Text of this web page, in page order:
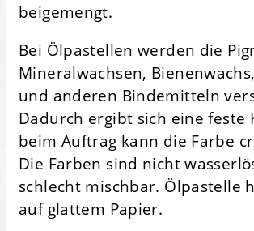
beigemengt.
Bei Ölpastellen werden die
Mineralwachsen,
und anderen Bindemitteln
Dadurch ergibt sich eine feste
beim Auftrag kann die Farbe
Die Farben sind nicht
schlecht mischbar. Ölpastelle
auf glattem Papier.